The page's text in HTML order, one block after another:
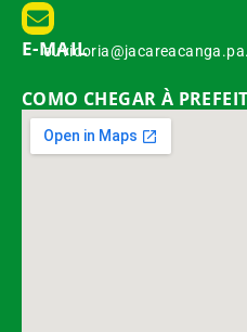
E-MAIL
COMO CHEGAR À